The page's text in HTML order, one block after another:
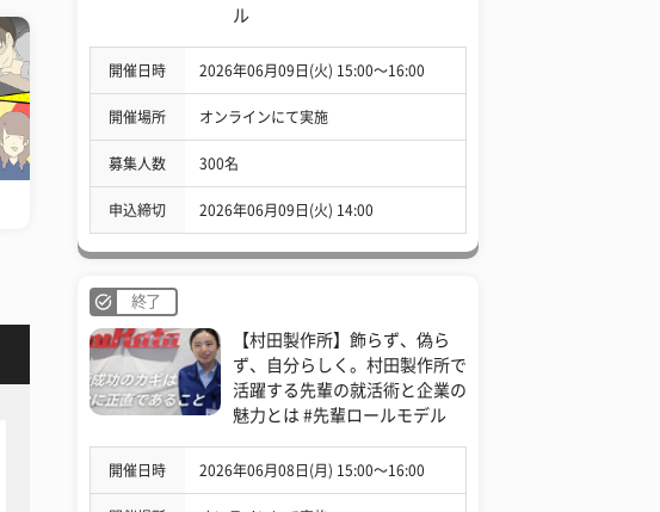
ル
開催日時 2026年06月09日(火) 15:00〜16:00
開催場所 オンラインにて実施
募集人数 300名
申込締切 2026年06月09日(火) 14:00
終了
【村田製作所】飾らず、偽ら
ず、自分らしく。村田製作所で
活躍する先輩の就活術と企業の
魅力とは #先輩ロールモデル
開催日時 2026年06月08日(月) 15:00〜16:00